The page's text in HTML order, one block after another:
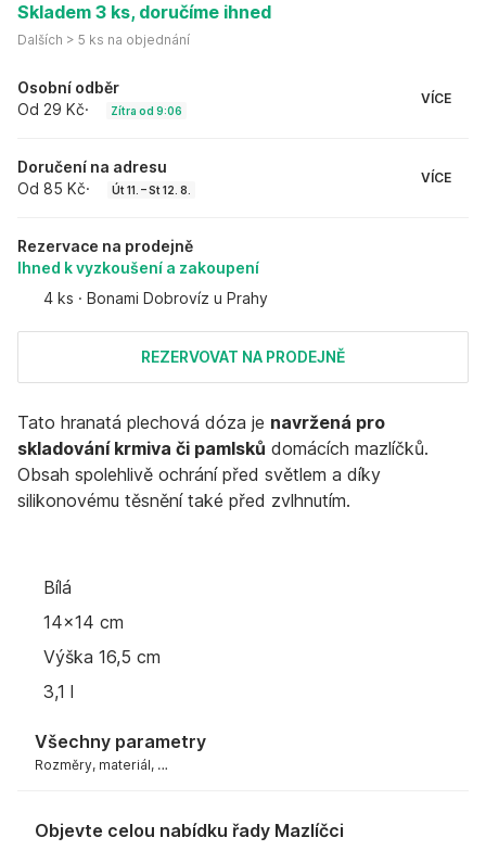
Skladem 3 ks, doručíme ihned
Dalších > 5 ks na objednání
Osobní odběr
Od 29 Kč· Zítra od 9:06
VÍCE
Doručení na adresu
Od 85 Kč· Út 11. – St 12. 8.
VÍCE
Rezervace na prodejně
Ihned k vyzkoušení a zakoupení
4 ks · Bonami Dobrovíz u Prahy
REZERVOVAT NA PRODEJNĚ
Tato hranatá plechová dóza je navržená pro
skladování krmiva či pamlsků domácích mazlíčků.
Obsah spolehlivě ochrání před světlem a díky
silikonovému těsnění také před zvlhnutím.
Bílá
14x14 cm
Výška 16,5 cm
3,1 l
Všechny parametry
Rozměry, materiál, …
Objevte celou nabídku řady Mazlíčci